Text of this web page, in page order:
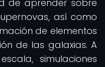
de aprender sobre
así como
de elementos
de las galaxias. A
simulaciones